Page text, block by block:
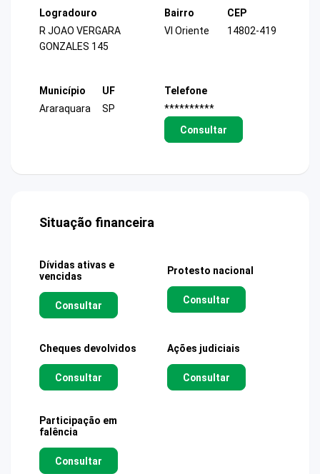
Logradouro
R JOAO VERGARA
GONZALES 145
Bairro
Vl Oriente
CEP
14802-419
Município
Araraquara
UF
SP
Telefone
**********
Consultar
Situação financeira
Dívidas ativas e
vencidas
Consultar
Protesto nacional
Consultar
Cheques devolvidos
Consultar
Ações judiciais
Consultar
Participação em
falência
Consultar